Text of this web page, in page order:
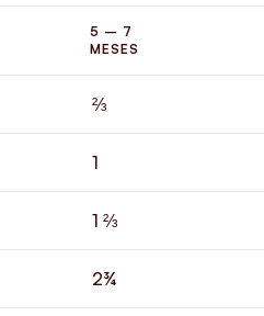
5 – 7
MESES
⅔
1
1 ⅔
2¾